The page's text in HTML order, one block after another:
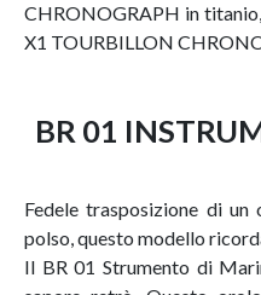
CHRONOGRAPH in
X1 TOURBILLON
BR 01
Fedele trasposizione di
polso, questo modello
Il BR 01 Strumento di